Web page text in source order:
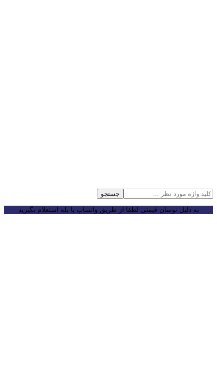
جستجو
به دلیل نوسان قیمتی لطفا از طریق واتساپ یا بله استعلام بگیرید